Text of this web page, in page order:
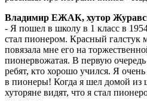
Владимир ЕЖАК, хутор
- Я пошел в школу в 1 класс в
стал пионером. Красный галстук
повязала мне его на
пионервожатая. В первую
ребят, кто хорошо учился. Я
в пионеры! Когда я шел домой из
хуторяне видят, что я стал